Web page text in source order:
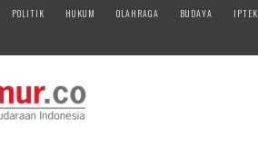
POLITIK HUKUM OLAHRAGA BUDAYA IPTEK